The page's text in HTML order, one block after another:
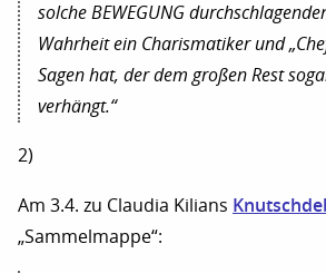
solche BEWEGUNG
Wahrheit ein Charismatiker und
Sagen hat, der dem großen Rest
verhängt.“
2)
Am 3.4. zu Claudia Kilians
„Sammelmappe“: